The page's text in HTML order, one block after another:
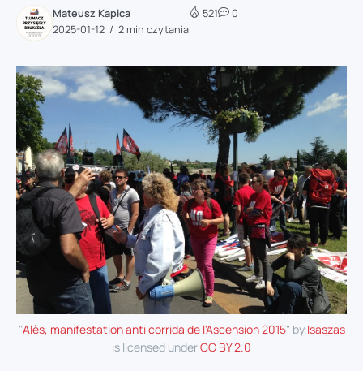
Mateusz Kapica
2025-01-12
2 min czytania
521 0
"Alès, manifestation anti corrida de l'Ascension 2015" by Isaszas
is licensed underCC BY 2.0